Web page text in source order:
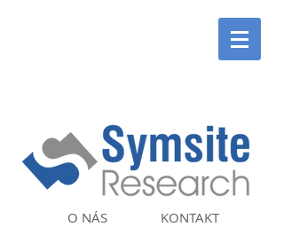
KONTAKT
O NÁS